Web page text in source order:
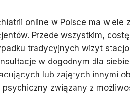
online w Polsce ma wiele
Przede wszystkim,
tradycyjnych wizyt
w dogodnym dla
lub zajętych innymi
psychiczny związany z